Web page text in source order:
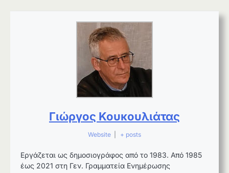
Γιώργος Κουκουλιάτας
Website + posts
Εργάζεται ως δημοσιογράφος από το 1983. Από 1985
έως 2021 στη Γεν. Γραμματεία Ενημέρωσης